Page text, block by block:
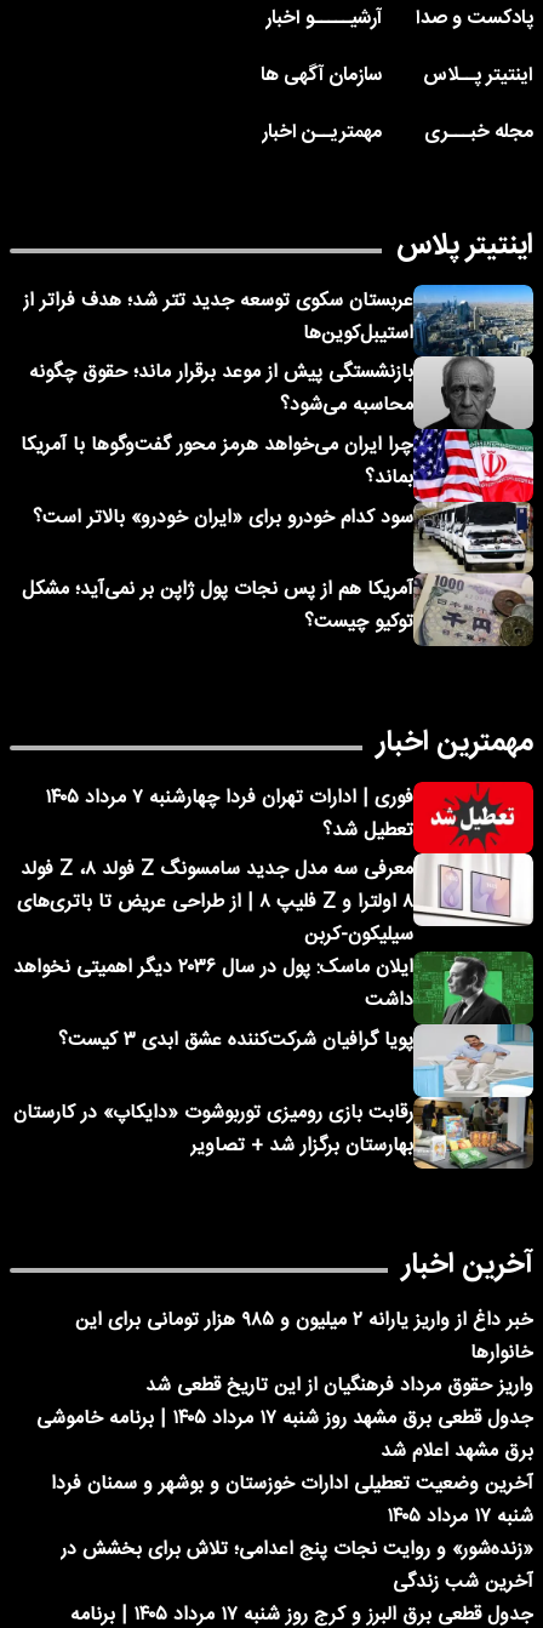
پادکست و صدا
آرشیـــــو اخبار
اینتیتر پــلاس
سازمان آگهی ها
مجله خبـــری
مهمتریــن اخبار
اینتیتر پلاس
عربستان سکوی توسعه جدید تتر شد؛ هدف فراتر از
استیبل‌کوین‌ها
بازنشستگی پیش از موعد برقرار ماند؛ حقوق چگونه
محاسبه می‌شود؟
چرا ایران می‌خواهد هرمز محور گفت‌وگوها با آمریکا
بماند؟
سود کدام خودرو برای «ایران خودرو» بالاتر است؟
آمریکا هم از پس نجات پول ژاپن بر نمی‌آید؛ مشکل
توکیو چیست؟
مهمترین اخبار
فوری | ادارات تهران فردا چهارشنبه ۷ مرداد ۱۴۰۵
تعطیل شد؟
معرفی سه مدل جدید سامسونگ Z فولد ۸، Z فولد
۸ اولترا و Z فلیپ ۸ | از طراحی عریض تا باتری‌های
سیلیکون-کربن
ایلان ماسک: پول در سال ۲۰۳۶ دیگر اهمیتی نخواهد
داشت
پویا گرافیان شرکت‌کننده عشق ابدی ۳ کیست؟
رقابت بازی رومیزی توربوشوت «دایکاپ» در کارستان
بهارستان برگزار شد + تصاویر
آخرین اخبار
خبر داغ از واریز یارانه ۲ میلیون و ۹۸۵ هزار تومانی برای این
خانوارها
واریز حقوق مرداد فرهنگیان از این تاریخ قطعی شد
جدول قطعی برق مشهد روز شنبه ۱۷ مرداد ۱۴۰۵ | برنامه خاموشی
برق مشهد اعلام شد
آخرین وضعیت تعطیلی ادارات خوزستان و بوشهر و سمنان فردا
شنبه ۱۷ مرداد ۱۴۰۵
«زنده‌شور» و روایت نجات پنج اعدامی؛ تلاش برای بخشش در
آخرین شب زندگی
جدول قطعی برق البرز و کرج روز شنبه ۱۷ مرداد ۱۴۰۵ | برنامه